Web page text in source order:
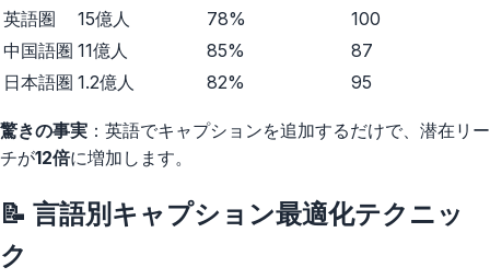
英語圏
15億人 78%
100
中国語圏 11億人 85%
87
日本語圏 1.2億人 82% 95
驚きの事実 ：英語でキャプションを追加するだけで、潜在リー
チが12倍に増加します。
📝 言語別キャプション最適化テクニッ
ク